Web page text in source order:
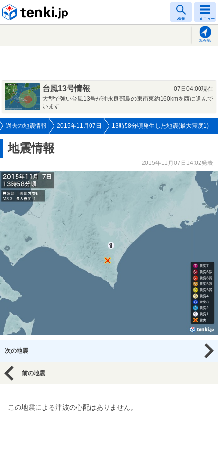
検索 メニュー
現在地
台風13号情報
07日04:00現在
大型で強い台風13号が沖永良部島の東南東約160kmを西に進んで
います
過去の地震情報 2015年11月07日 13時58分頃発生した地震(最大震度1)
地震情報
2015年11月07日14:02発表
次の地震
前の地震
この地震による津波の心配はありません。